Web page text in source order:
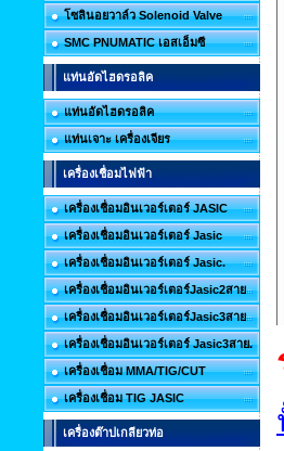
โซลินอยวาล์ว Solenoid Valve
SMC PNUMATIC เอสเอ็มซี
แท่นอัดไฮดรอลิค
แท่นอัดไฮดรอลิค
แท่นเจาะ เครื่องเจียร
เครื่องเชื่อมไฟฟ้า
เครื่องเชื่อมอินเวอร์เตอร์ JASIC
เครื่องเชื่อมอินเวอร์เตอร์ Jasic
เครื่องเชื่อมอินเวอร์เตอร์ Jasic.
เครื่องเชื่อมอินเวอร์เตอร์Jasic2สาย
เครื่องเชื่อมอินเวอร์เตอร์Jasic3สาย
เครื่องเชื่อมอินเวอร์เตอร์ Jasic3สาย.
เครื่องเชื่อม MMA/TIG/CUT
เครื่องเชื่อม TIG JASIC
เครื่องต๊าปเกลียวท่อ